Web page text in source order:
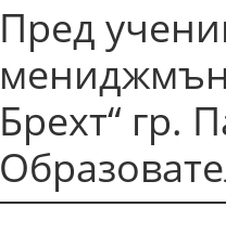
Пред
Брехт“ гр.